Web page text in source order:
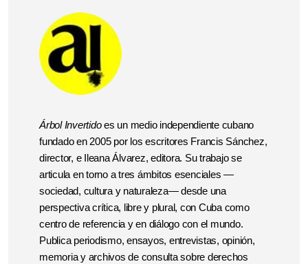
Árbol Invertidoes un medio independiente cubano
fundado en 2005 por los escritores Francis Sánchez,
director, e Ileana Álvarez, editora. Su trabajo se
articula en torno a tres ámbitos esenciales —
sociedad, cultura y naturaleza— desde una
perspectiva crítica, libre y plural, con Cuba como
centro de referencia y en diálogo con el mundo.
Publica periodismo, ensayos, entrevistas, opinión,
memoria y archivos de consulta sobre derechos